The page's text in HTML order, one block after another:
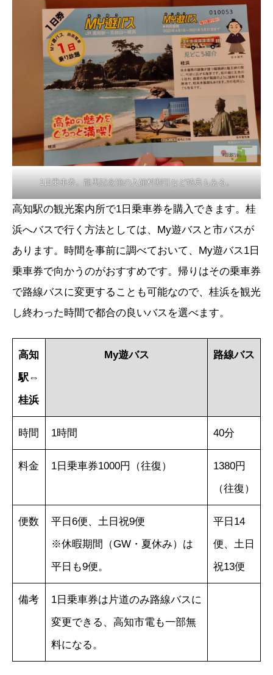
1日乗車券。龍馬記念館の入館料割引など特典もある。
高知駅の観光案内所で1日乗車券を購入できます。桂
浜へバスで行く方法としては、My遊バスと市バスが
あります。時間を事前に調べておいて、My遊バス1日
乗車券で向かうのがおすすめです。帰りはその乗車券
で路線バスに変更することも可能なので、桂浜を観光
し終わった時間で都合の良いバスを選べます。
高知
駅⇔
桂浜
My遊バス 路線バス
時間 1時間 40分
料金 1日乗車券1000円（往復）
1380円
（往復）
便数
平日6便、土日祝9便
※休暇期間（GW・夏休み）は
平日も9便。
平日14
便、土日
祝13便
備考
1日乗車券は片道のみ路線バスに
変更できる、高知市電も一部無
料になる。